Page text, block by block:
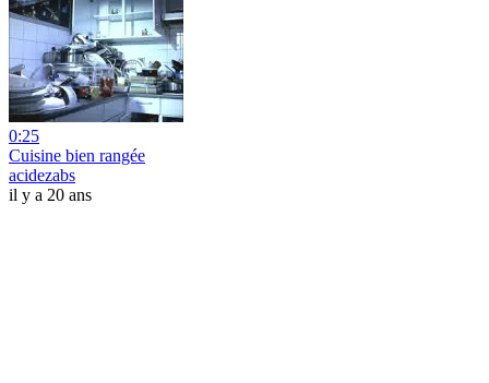
0:25
Cuisine bien rangée
acidezabs
il y a 20 ans